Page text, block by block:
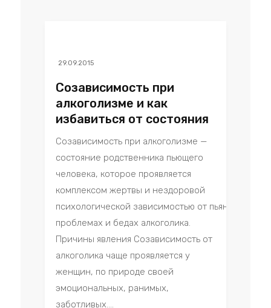
29.09.2015
Cозависимость при
алкоголизме и как
избавиться от состояния
Созависимость при алкоголизме —
состояние родственника пьющего
человека, которое проявляется
комплексом жертвы и нездоровой
психологической зависимостью от пьяницы.
проблемах и бедах алкоголика.
Причины явления Созависимость от
алкоголика чаще проявляется у
женщин, по природе своей
эмоциональных, ранимых,
заботливых....